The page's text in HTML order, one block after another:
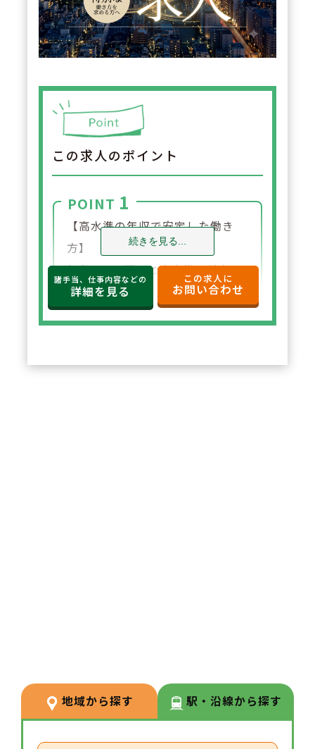
この求人のポイント
POINT 1
【高水準の年収で安定した働き
方】
年収650万円～と高水準の給与設
定。年俸制で収入の見通しも立て
やすく、選択した都道府県内で安
ーターや研修など＋αの業務チャ
レンジの可能性もございます。
続きを見る...
諸手当、仕事内容などの
詳細を見る
この求人に
お問い合わせ
地域から探す 駅・沿線から探す